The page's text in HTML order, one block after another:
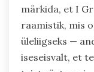
tervise
tegemise
aitab vältida
jätkusuutlikku